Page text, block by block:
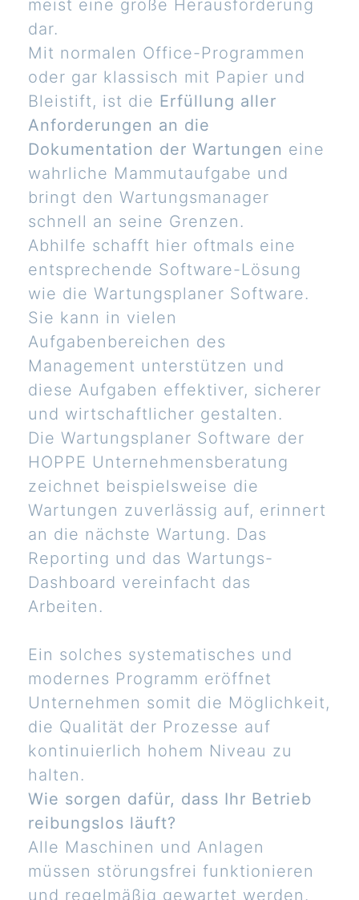
meist eine große Herausforderung
dar.
Mit normalen Office-Programmen
oder gar klassisch mit Papier und
Bleistift, ist die Erfüllung aller
Anforderungen an die
Dokumentation der Wartungen eine
wahrliche Mammutaufgabe und
bringt den Wartungsmanager
schnell an seine Grenzen.
Abhilfe schafft hier oftmals eine
entsprechende Software-Lösung
wie die Wartungsplaner Software.
Sie kann in vielen
Aufgabenbereichen des
Management unterstützen und
diese Aufgaben effektiver, sicherer
und wirtschaftlicher gestalten.
Die Wartungsplaner Software der
HOPPE Unternehmensberatung
zeichnet beispielsweise die
Wartungen zuverlässig auf, erinnert
an die nächste Wartung. Das
Reporting und das Wartungs-
Dashboard vereinfacht das
Arbeiten.
Ein solches systematisches und
modernes Programm eröffnet
Unternehmen somit die Möglichkeit,
die Qualität der Prozesse auf
kontinuierlich hohem Niveau zu
halten.
Wie sorgen dafür, dass Ihr Betrieb
reibungslos läuft?
Alle Maschinen und Anlagen
müssen störungsfrei funktionieren
und regelmäßig gewartet werden.